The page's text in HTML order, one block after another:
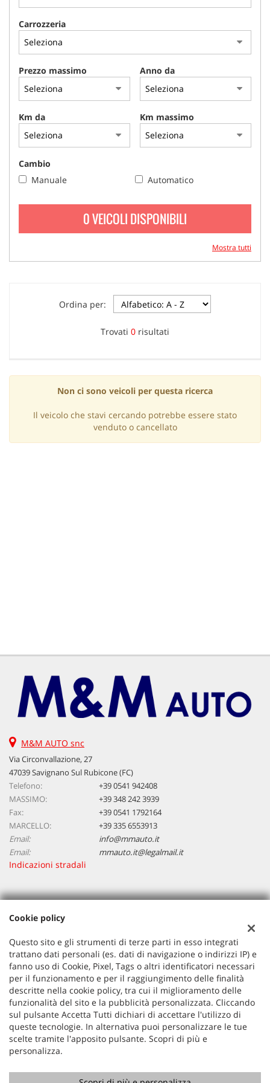
Carrozzeria
Prezzo massimo Anno da
Km da Km massimo
Cambio
Manuale
Automatico
0 VEICOLI DISPONIBILI
Mostra tutti
Ordina per:
Trovati 0 risultati
Non ci sono veicoli per questa ricerca
Il veicolo che stavi cercando potrebbe essere stato
venduto o cancellato
M&M AUTO snc
Via Circonvallazione, 27
47039 Savignano Sul Rubicone (FC)
Telefono:
+39 0541 942408
MASSIMO:
+39 348 242 3939
Fax:
+39 0541 1792164
MARCELLO:
+39 335 6553913
Email:
info@mmauto.it
Email:
mmauto.it@legalmail.it
Indicazioni stradali
M&M Auto Snc
C.F/P.IVA:02429040401
Registro delle imprese:FC
Cookie policy
Questo sito e gli strumenti di terze parti in esso integrati
trattano dati personali (es. dati di navigazione o indirizzi IP) e
fanno uso di Cookie, Pixel, Tags o altri identificatori necessari
per il funzionamento e per il raggiungimento delle finalità
descritte nella cookie policy, tra cui il miglioramento delle
funzionalità del sito e la pubblicità personalizzata. Cliccando
sul pulsante Accetta Tutti dichiari di accettare l'utilizzo di
queste tecnologie. In alternativa puoi personalizzare le tue
scelte tramite l'apposito pulsante. Scopri di più e
personalizza.